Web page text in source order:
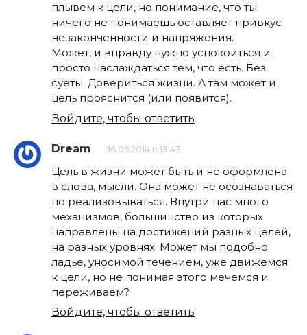
плывем к цели, но понимание, что ты
ничего не понимаешь оставляет привкус
незаконченности и напряжения.
Может, и вправду нужно успокоиться и
просто наслаждаться тем, что есть. Без
суеты. Довериться жизни. А там может и
цель прояснится (или появится).
Войдите, чтобы ответить
Dream 16.05.2014 в 13:43
Цель в жизни может быть и не оформлена
в слова, мысли. Она может не осознаваться
но реализовываться. Внутри нас много
механизмов, большинство из которых
направлены на достижений разных целей,
на разных уровнях. Может мы подобно
ладье, уносимой течением, уже движемся
к цели, но не понимая этого мечемся и
переживаем?
Войдите, чтобы ответить